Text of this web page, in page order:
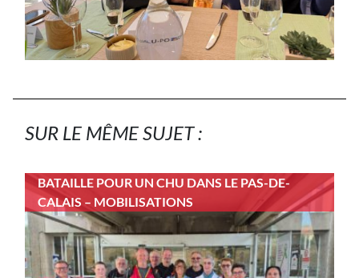
SUR LE MÊME SUJET :
BATAILLE POUR UN CHU DANS LE PAS-DE-
CALAIS – MOBILISATIONS